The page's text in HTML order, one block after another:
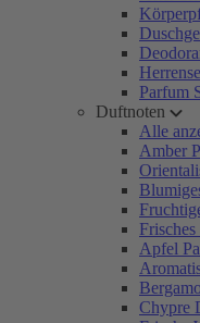
Parfum
Duftnoten
Alle
Amber
Apfel
Chypre